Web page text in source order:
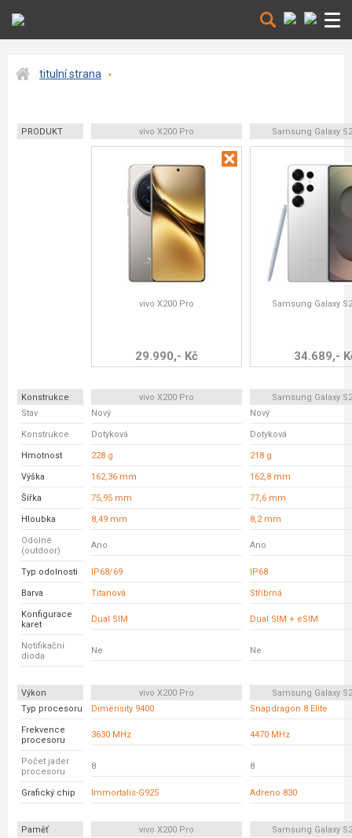
titulní strana
PRODUKT vivo X200 Pro Samsung Galaxy
vivo X200 Pro
29.990,- Kč
Samsung Galaxy
34.689,-
Konstrukce vivo X200 Pro
Samsung Galaxy
Stav
Nový Nový
Konstrukce Dotyková Dotyková
Hmotnost 228 g 218 g
Výška 162,36 mm 162,8 mm
Šířka 75,95 mm 77,6 mm
Hloubka 8,49 mm 8,2 mm
Odolné
(outdoor)
Ano Ano
Typ odolnosti IP68/69 IP68
Barva Titanová Stříbrná
Konfigurace
karet
Dual SIM Dual SIM + eSIM
Notifikační
dioda
Ne Ne
Výkon vivo X200 Pro
Samsung Galaxy
Typ procesoru
Dimensity 9400 Snapdragon 8 Elite
Frekvence
procesoru
3630 MHz 4470 MHz
Počet jader
procesoru
8 8
Grafický chip Immortalis-G925 Adreno 830
Paměť vivo X200 Pro
Samsung Galaxy